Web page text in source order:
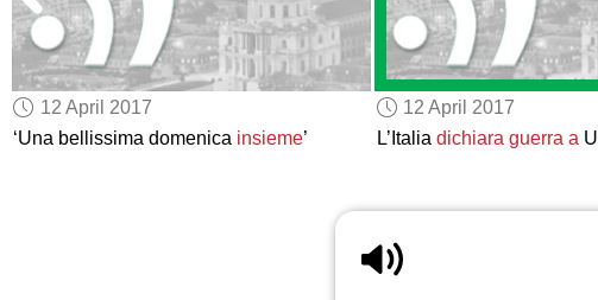
12 April 2017
‘Una bellissima domenica insieme’
12 April 2017
L’Italia dichiara guerra a